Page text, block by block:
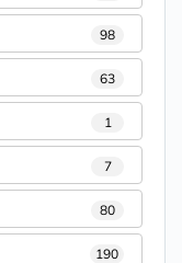
98
63
1
7
80
190